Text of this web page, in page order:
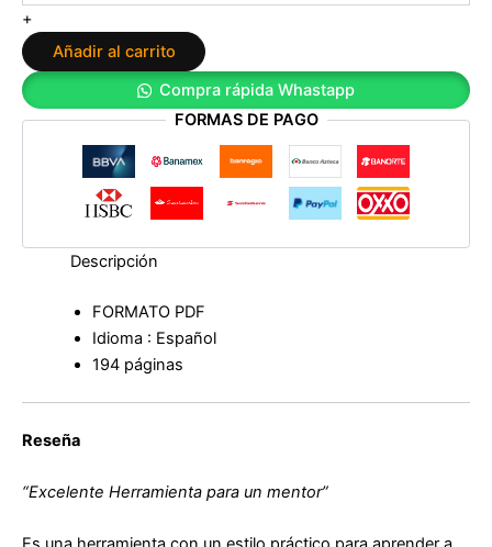
acción:
Feedback
efectivo
para
coaching
Goldvarg
+
Añadir al carrito
Compra rápida Whastapp
FORMAS DE PAGO
Descripción
FORMATO PDF
Idioma : Español
194 páginas
Reseña
“Excelente Herramienta para un mentor”